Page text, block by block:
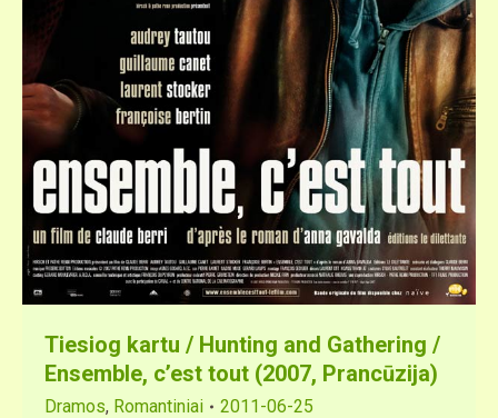
Tiesiog kartu / Hunting and Gathering /
Ensemble, c’est tout (2007, Prancūzija)
Dramos, Romantiniai 2011-06-25